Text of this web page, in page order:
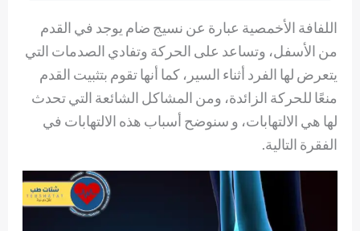
اللفافة الأخمصية عبارة عن نسيج ضام يوجد في القدم
من الأسفل، وتساعد على الحركة وتفادي الصدمات التي
يتعرض لها الفرد أثناء السير، كما أنها تقوم بتثبيت القدم
منعًا للحركة الزائدة، ومن المشاكل الشائعة التي تحدث
لها هي الالتهابات، و سنوضح أسباب هذه الالتهابات في
الفقرة التالية.